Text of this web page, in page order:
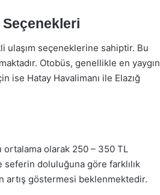
Seçenekleri
ulaşım seçeneklerine sahiptir. Bu
Otobüs, genellikle en yaygın
ise Hatay Havalimanı ile Elazığ
ortalama olarak 250 – 350 TL
seferin doluluğuna göre farklılık
artış göstermesi beklenmektedir.